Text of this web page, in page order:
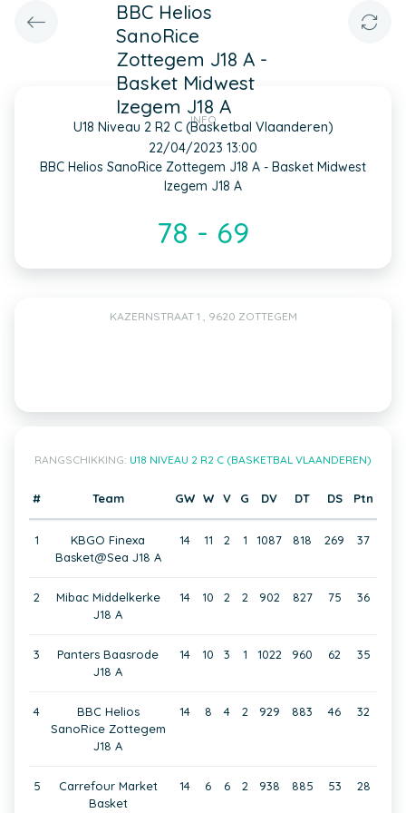
BBC Helios
SanoRice
Zottegem J18 A -
Basket Midwest
Izegem J18 A
U18 Niveau 2 R2 C (Basketbal Vlaanderen)
INFO
22/04/2023 13:00
BBC Helios SanoRice Zottegem J18 A - Basket Midwest
Izegem J18 A
78 - 69
KAZERNSTRAAT 1 , 9620 ZOTTEGEM
RANGSCHIKKING: U18 NIVEAU 2 R2 C (BASKETBAL VLAANDEREN)
# Team GW W V G DV DT DS Ptn
1
KBGO Finexa
Basket@Sea J18 A
14 11 2 1 1087 818 269 37
2
Mibac Middelkerke
J18 A
14 10 2 2 902 827 75 36
3
Panters Baasrode
J18 A
14 10 3 1 1022 960 62 35
4
BBC Helios
SanoRice Zottegem
J18 A
14 8 4 2 929 883 46 32
5
Carrefour Market
Basket
14 6 6 2 938 885 53 28